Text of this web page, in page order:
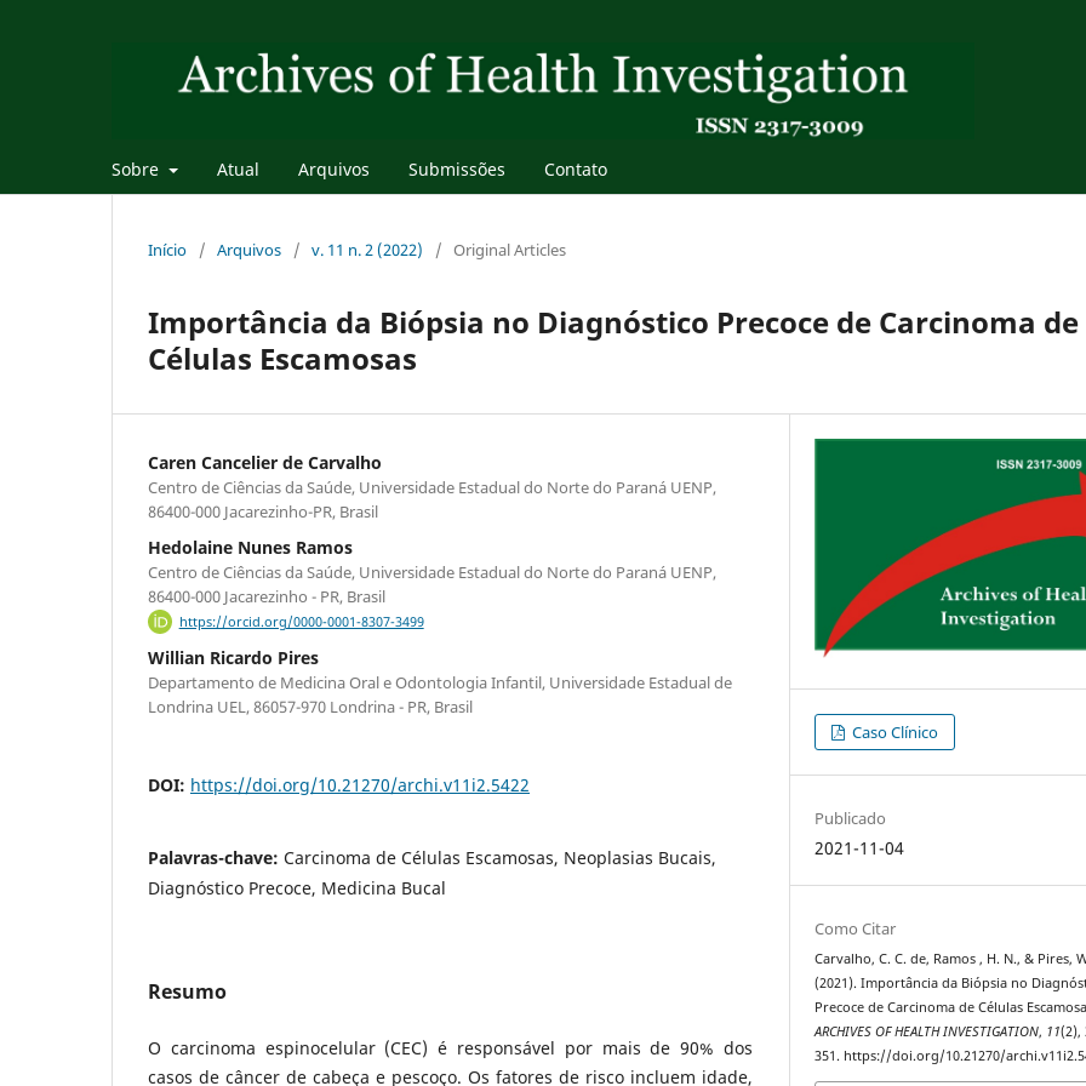
Sobre Atual Arquivos Submissões Contato
Início / Arquivos / v. 11 n. 2 (2022) / Original Articles
Importância da Biópsia no Diagnóstico Precoce de Carcinoma de
Células Escamosas
Caren Cancelier de Carvalho
Centro de Ciências da Saúde, Universidade Estadual do Norte do Paraná UENP,
86400-000 Jacarezinho-PR, Brasil
Hedolaine Nunes Ramos
Centro de Ciências da Saúde, Universidade Estadual do Norte do Paraná UENP,
86400-000 Jacarezinho - PR, Brasil
https://orcid.org/0000-0001-8307-3499
Willian Ricardo Pires
Departamento de Medicina Oral e Odontologia Infantil, Universidade Estadual de
Londrina UEL, 86057-970 Londrina - PR, Brasil
DOI: https://doi.org/10.21270/archi.v11i2.5422
Palavras-chave: Carcinoma de Células Escamosas, Neoplasias Bucais,
Diagnóstico Precoce, Medicina Bucal
Resumo
O carcinoma espinocelular (CEC) é responsável por mais de 90% dos
casos de câncer de cabeça e pescoço. Os fatores de risco incluem idade,
Caso Clínico
Publicado
2021-11-04
Como Citar
Carvalho, C. C. de, Ramos , H. N., & Pires,
(2021). Importância da Biópsia no
Precoce de Carcinoma de Células
ARCHIVES OF HEALTH INVESTIGATION, 11(2),
351. https://doi.org/10.21270/